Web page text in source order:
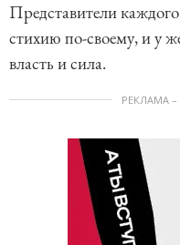
Представители
стихию по-своему, и у
власть и сила.
РЕКЛАМА